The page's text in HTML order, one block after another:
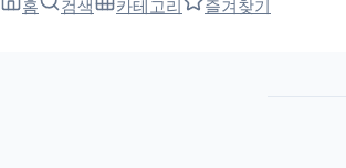
홈
검색 카테고리 즐겨찾기